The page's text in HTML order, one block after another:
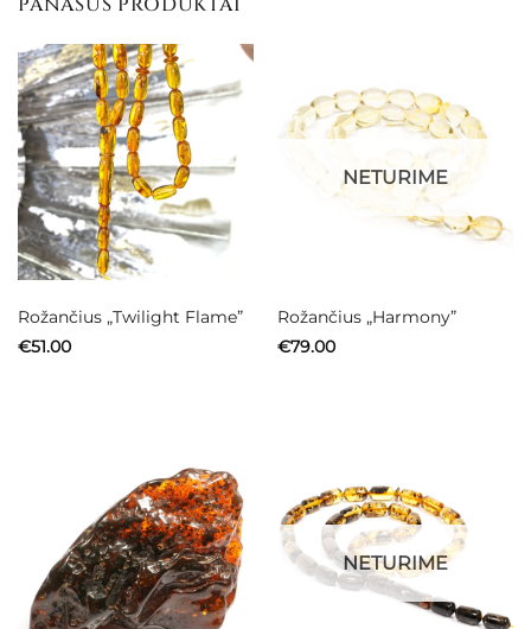
Rožančius „Twilight Flame”
€51.00
NETURIME
Rožančius „Harmony”
€79.00
NETURIME